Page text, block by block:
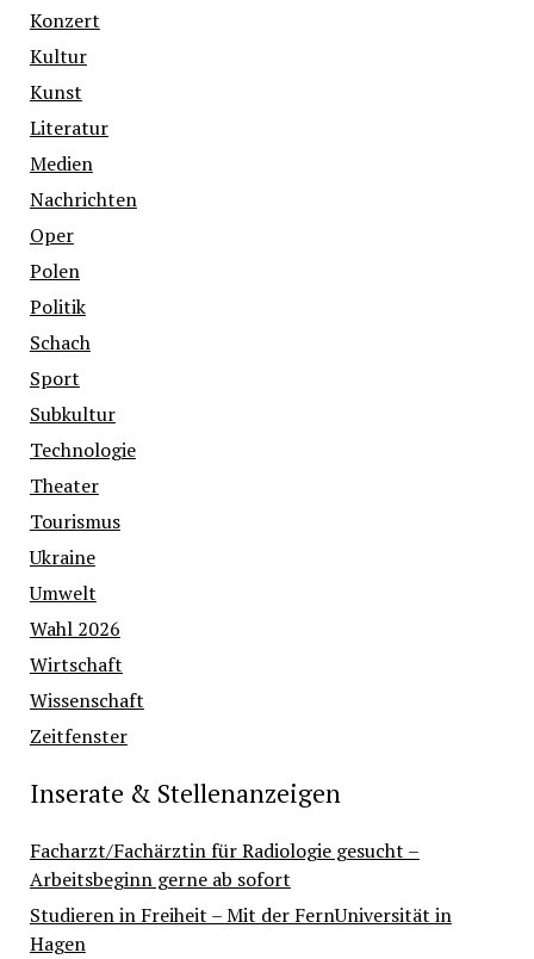
Konzert
Kultur
Kunst
Literatur
Medien
Nachrichten
Oper
Polen
Politik
Schach
Sport
Subkultur
Technologie
Theater
Tourismus
Ukraine
Umwelt
Wahl 2026
Wirtschaft
Wissenschaft
Zeitfenster
Inserate & Stellenanzeigen
Facharzt/Fachärztin für Radiologie gesucht –
Arbeitsbeginn gerne ab sofort
Studieren in Freiheit – Mit der FernUniversität in
Hagen